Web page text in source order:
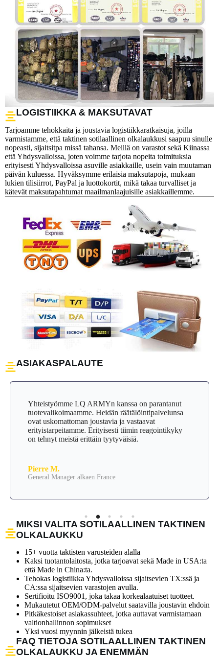
LOGISTIIKKA & MAKSUTAVAT
Tarjoamme tehokkaita ja joustavia logistiikkaratkaisuja, joilla
varmistamme, että taktinen sotilaallinen olkalaukkusi saapuu sinulle
nopeasti, sijaitsitpa missä tahansa. Meillä on varastot sekä Kiinassa
että Yhdysvalloissa, joten voimme tarjota nopeita toimituksia
erityisesti Yhdysvalloissa asuville asiakkaille, usein vain muutaman
päivän kuluessa. Hyväksymme erilaisia maksutapoja, mukaan
lukien tilisiirrot, PayPal ja luottokortit, mikä takaa turvalliset ja
kätevät maksutapahtumat maailmanlaajuisille asiakkaillemme.
ASIAKASPALAUTE
Yhteistyömme LQ ARMYn kanssa on parantanut
tuotevalikoimaamme. Heidän räätälöintipalvelunsa
ovat uskomattoman joustavia ja vastaavat
erityistarpeitamme. Erityisesti tiimin reagointikyky
on tehnyt meistä erittäin tyytyväisiä.
Pierre M.
General Manager alkaen France
MIKSI VALITA SOTILAALLINEN TAKTINEN
OLKALAUKKU
15+ vuotta taktisten varusteiden alalla
Kaksi tuotantolaitosta, jotka tarjoavat sekä Made in USA:ta
että Made in China:ta.
Tehokas logistiikka Yhdysvalloissa sijaitsevien TX:ssä ja
CA:ssa sijaitsevien varastojen avulla.
Sertifioitu ISO9001, joka takaa korkealaatuiset tuotteet.
Mukautetut OEM/ODM-palvelut saatavilla joustavin ehdoin
Pitkäkestoiset asiakassuhteet, jotka auttavat varmistamaan
valtionhallinnon sopimukset
Yksi vuosi myynnin jälkeistä tukea
FAQ TIETOJA SOTILAALLINEN TAKTINEN
OLKALAUKKU JA ENEMMÄN